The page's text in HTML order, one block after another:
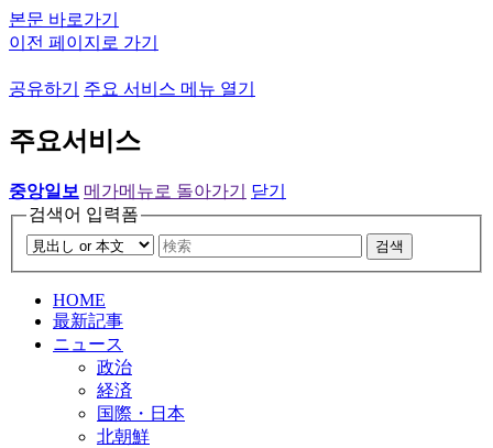
본문 바로가기
이전 페이지로 가기
공유하기 주요 서비스 메뉴 열기
주요서비스
중앙일보 메가메뉴로 돌아가기
닫기
검색어 입력폼
검색
HOME
最新記事
ニュース
政治
経済
国際・日本
北朝鮮